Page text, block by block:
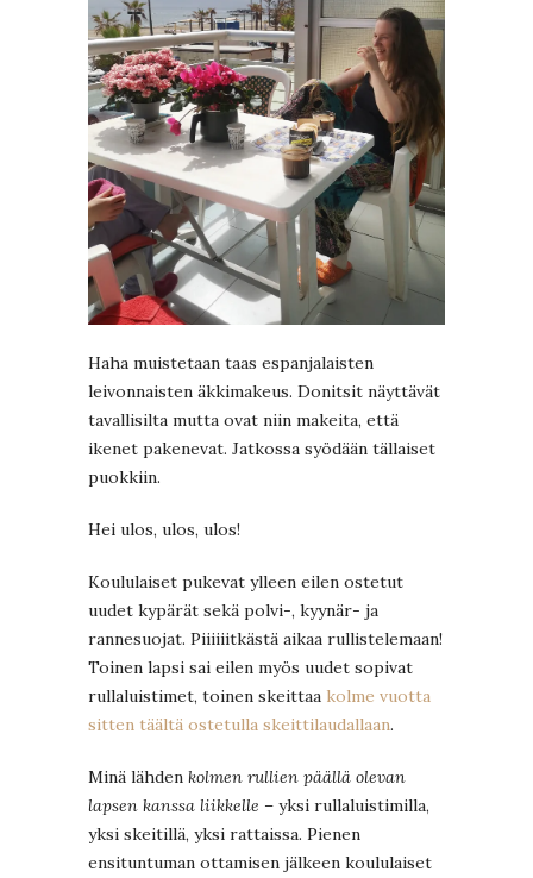
Haha muistetaan taas espanjalaisten
leivonnaisten äkkimakeus. Donitsit näyttävät
tavallisilta mutta ovat niin makeita, että
ikenet pakenevat. Jatkossa syödään tällaiset
puokkiin.
Hei ulos, ulos, ulos!
Koululaiset pukevat ylleen eilen ostetut
uudet kypärät sekä polvi-, kyynär- ja
rannesuojat. Piiiiiitkästä aikaa rullistelemaan!
Toinen lapsi sai eilen myös uudet sopivat
rullaluistimet, toinen skeittaa kolme vuotta
sitten täältä ostetulla skeittilaudallaan.
Minä lähden kolmen rullien päällä olevan
lapsen kanssa liikkelle – yksi rullaluistimilla,
yksi skeitillä, yksi rattaissa. Pienen
ensituntuman ottamisen jälkeen koululaiset